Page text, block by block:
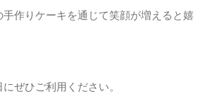
手作りケーキを通じて笑顔が増えると嬉
ぜひご利用ください。